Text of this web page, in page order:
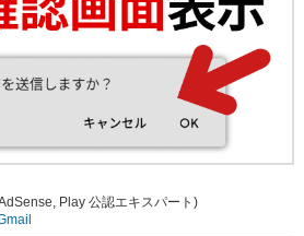
Play 公認エキスパート)